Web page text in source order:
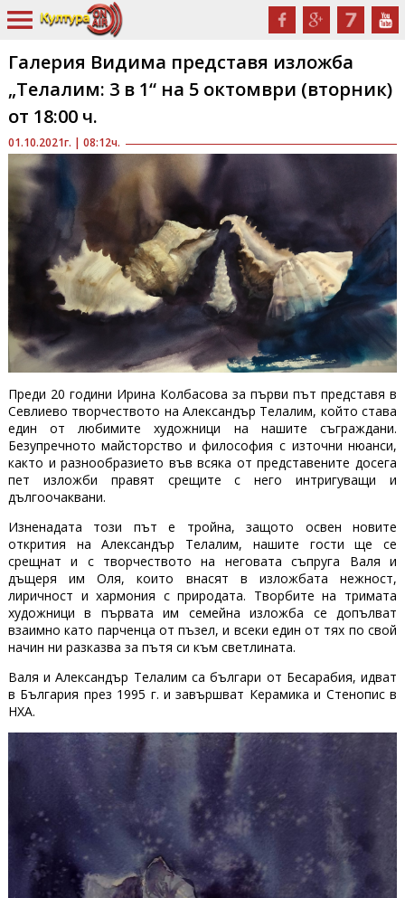
01.10.2021г. | 08:12ч.
Галерия Видима представя изложба
„Телалим: 3 в 1“ на 5 октомври (вторник)
от 18:00 ч.
Преди 20 години Ирина Колбасова за първи път представя в
Севлиево творчеството на Александър Телалим, който става
един от любимите художници на нашите съграждани.
Безупречното майсторство и философия с източни нюанси,
както и разнообразието във всяка от представените досега
пет изложби правят срещите с него интригуващи и
дългоочаквани.
Изненадата този път е тройна, защото освен новите
открития на Александър Телалим, нашите гости ще се
срещнат и с творчеството на неговата съпруга Валя и
дъщеря им Оля, които внасят в изложбата нежност,
лиричност и хармония с природата. Творбите на тримата
художници в първата им семейна изложба се допълват
взаимно като парченца от пъзел, и всеки един от тях по свой
начин ни разказва за пътя си към светлината.
Валя и Александър Телалим са българи от Бесарабия, идват
в България през 1995 г. и завършват Керамика и Стенопис в
НХА.